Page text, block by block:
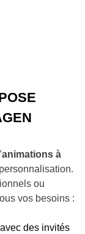
animations à
ou
vos besoins :
avec des invités